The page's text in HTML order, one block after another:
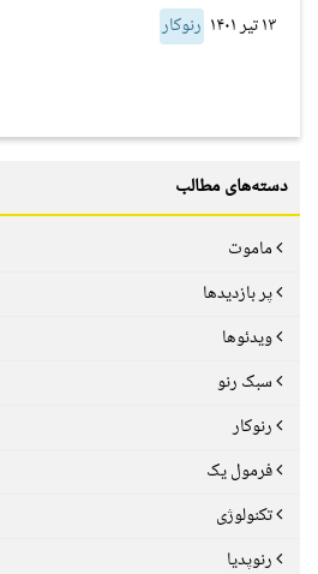
۱۳ تیر ۱۴۰۱ رنوکار
دسته‌های مطالب
ماموت
پر بازدیدها
ویدئوها
سبک رنو
رنوکار
فرمول یک
تکنولوژی
رنوپدیا